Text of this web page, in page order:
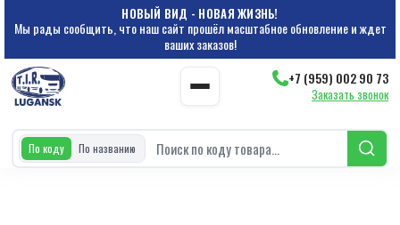
НОВЫЙ ВИД - НОВАЯ ЖИЗНЬ!
Мы рады сообщить, что наш сайт прошёл масштабное обновление и ждет
ваших заказов!
+7 (959) 002 90 73
Заказать звонок
По коду По названию